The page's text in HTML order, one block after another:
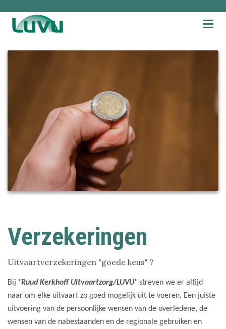
Verzekeringen
Uitvaartverzekeringen "goede keus" ?
Bij "Ruud Kerkhoff Uitvaartzorg/LUVU" streven we er altijd
naar om elke uitvaart zo goed mogelijk uit te voeren. Een juiste
uitvoering van de persoonlijke wensen van de overledene, de
wensen van de nabestaanden en de regionale gebruiken en